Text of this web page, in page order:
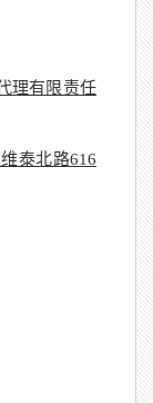
理有限责任
泰北路616